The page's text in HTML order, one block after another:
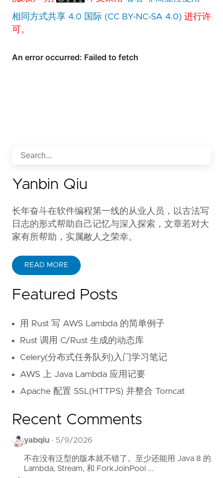
相同方式共享 4.0 国际 (CC BY-NC-SA 4.0) 进行许
可。
Yanbin Qiu
长年奋斗在软件编程第一线的从业人员，以古法写
日志的形式帮助自己记忆与深入探索，文章若对大
家有所帮助，实属敝人之荣幸。
READ MORE
Featured Posts
用 Rust 写 AWS Lambda 的简单例子
Rust 调用 C/Rust 生成的动态库
Celery(分布式任务队列)入门学习笔记
AWS 上 Java Lambda 应用记要
Apache 配置 SSL(HTTPS) 并整合 Tomcat
Recent Comments
yabqiu · 5/9/2026
不在没有泛型的版本就不错了。至少还能用 Java 8 的
Lambda, Stream, 和 ForkJoinPool ...